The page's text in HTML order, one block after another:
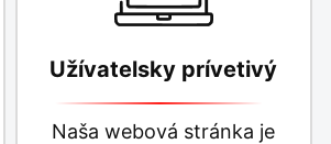
Užívatelsky prívetivý
Naša webová stránka je